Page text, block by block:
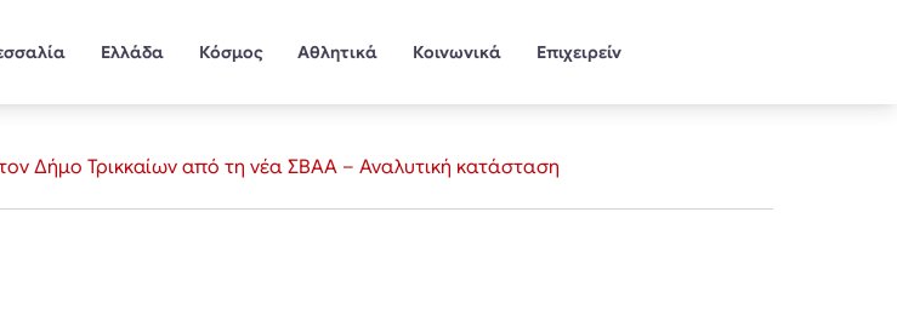
Ελλάδα Κόσμος Αθλητικά Κοινωνικά Επιχειρείν
Δήμο Τρικκαίων από τη νέα ΣΒΑΑ – Αναλυτική κατάσταση